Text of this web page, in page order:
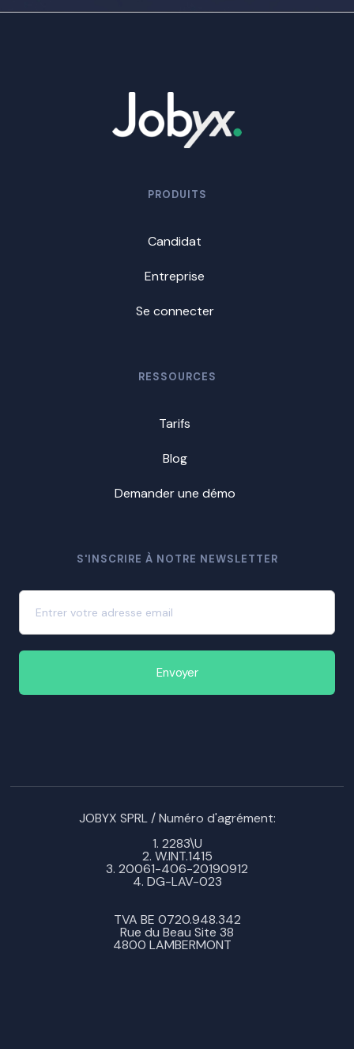
PRODUITS
Candidat
Entreprise
Se connecter
RESSOURCES
Tarifs
Blog
Demander une démo
S'INSCRIRE À NOTRE NEWSLETTER
JOBYX SPRL / Numéro d'agrément:
1. 2283\U
2. W.INT.1415
3. 20061-406-20190912
4. DG-LAV-023
TVA BE 0720.948.342
Rue du Beau Site 38
4800 LAMBERMONT